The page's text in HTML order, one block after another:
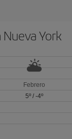
York
Febrero
5º/ -4º